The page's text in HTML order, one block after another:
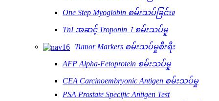
One Step Myoglobin စမ်းသပ်ခြင်း။
TnI အဆင့် Troponin Ⅰ စမ်းသပ်မှု
Tumor Markers စမ်းသပ်မှုစီးရီး
AFP Alpha-Fetoprotein စမ်းသပ်မှု
CEA Carcinoembryonic Antigen စမ်းသပ်မှု
PSA Prostate Specific Antigen Test